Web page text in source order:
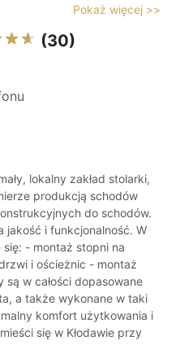
Pokaż więcej >>
(30)
lokalny zakład stolarki,
produkcją schodów
do schodów.
jakość i funkcjonalność. W
- montaż stopni na
i ościeżnic - montaż
w całości dopasowane
a także wykonane w taki
komfort użytkowania i
się w Kłodawie przy